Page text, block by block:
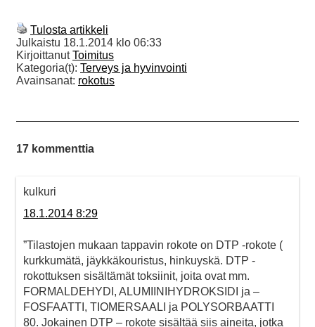
Tulosta artikkeli
Julkaistu 18.1.2014 klo 06:33
KirjoittanutToimitus
Kategoria(t): Terveys ja hyvinvointi
Avainsanat: rokotus
17 kommenttia
kulkuri
18.1.2014 8:29
”Tilastojen mukaan tappavin rokote on DTP -rokote (
kurkkumätä, jäykkäkouristus, hinkuyskä. DTP -
rokottuksen sisältämät toksiinit, joita ovat mm.
FORMALDEHYDI, ALUMIINIHYDROKSIDI ja –
FOSFAATTI, TIOMERSAALI ja POLYSORBAATTI
80. Jokainen DTP – rokote sisältää siis aineita, jotka